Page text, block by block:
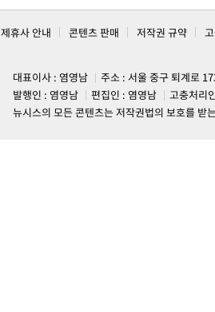
제휴사 안내 콘텐츠 판매 저작권 규약
대표이사 : 염영남
주소 : 서울 중구 퇴계로
발행인 : 염영남
편집인 : 염영남
고충처리
뉴시스의 모든 콘텐츠는 저작권법의 보호를